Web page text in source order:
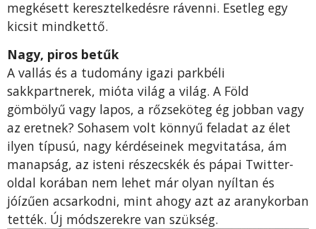
megkésett keresztelkedésre rávenni. Esetleg egy
kicsit mindkettő.
Nagy, piros betűk
A vallás és a tudomány igazi parkbéli
sakkpartnerek, mióta világ a világ. A Föld
gömbölyű vagy lapos, a rőzseköteg ég jobban vagy
az eretnek? Sohasem volt könnyű feladat az élet
ilyen típusú, nagy kérdéseinek megvitatása, ám
manapság, az isteni részecskék és pápai Twitter-
oldal korában nem lehet már olyan nyíltan és
jóízűen acsarkodni, mint ahogy azt az aranykorban
tették. Új módszerekre van szükség.